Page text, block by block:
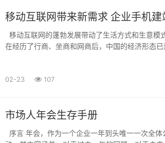
移动互联网带来新需求 企业手机
移动互联网的蓬勃发展带动了生活方式和生意模
在经历了行商、坐商和网商后，中国的经济形态
02-23 107
市场人年会生存手册
序言 年会，作为一个企业一年到头唯一一次全